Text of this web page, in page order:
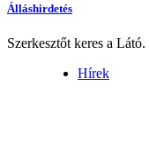
Álláshirdetés
Szerkesztőt keres a Látó.
Hírek